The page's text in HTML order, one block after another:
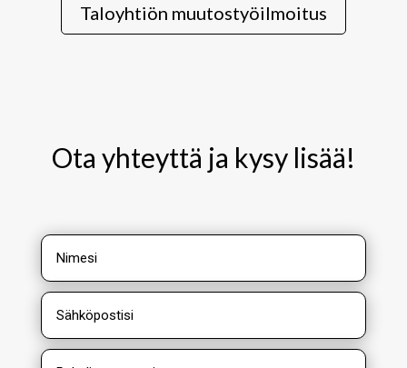
Taloyhtiön muutostyöilmoitus
Ota yhteyttä ja kysy lisää!